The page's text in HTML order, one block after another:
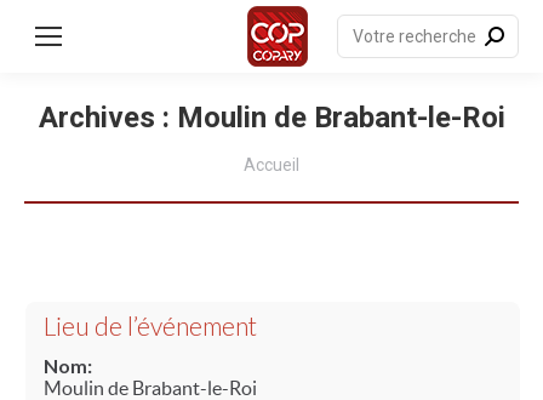
Recherche
:
Archives : Moulin de Brabant-le-Roi
Accueil
Lieu de l’événement
Nom:
Moulin de Brabant-le-Roi